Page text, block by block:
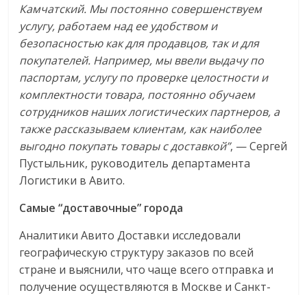
Камчатский. Мы постоянно совершенствуем
услугу, работаем над ее удобством и
безопасностью как для продавцов, так и для
покупателей. Например, мы ввели выдачу по
паспортам, услугу по проверке целостности и
комплектности товара, постоянно обучаем
сотрудников наших логистических партнеров, а
также рассказываем клиентам, как наиболее
выгодно покупать товары с доставкой”, — Сергей
Пустыльник, руководитель департамента
Логистики в Авито.
Самые “доставочные” города
Аналитики Авито Доставки исследовали
географическую структуру заказов по всей
стране и выяснили, что чаще всего отправка и
получение осуществляются в Москве и Санкт-